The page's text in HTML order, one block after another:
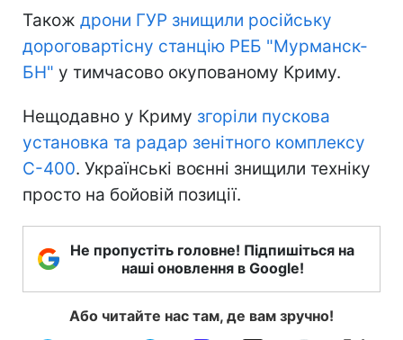
Також дрони ГУР знищили російську
дороговартісну станцію РЕБ "Мурманск-
БН" у тимчасово окупованому Криму.
Нещодавно у Криму згоріли пускова
установка та радар зенітного комплексу
С-400. Українські воєнні знищили техніку
просто на бойовій позиції.
Не пропустіть головне! Підпишіться на
наші оновлення в Google!
Або читайте нас там, де вам зручно!